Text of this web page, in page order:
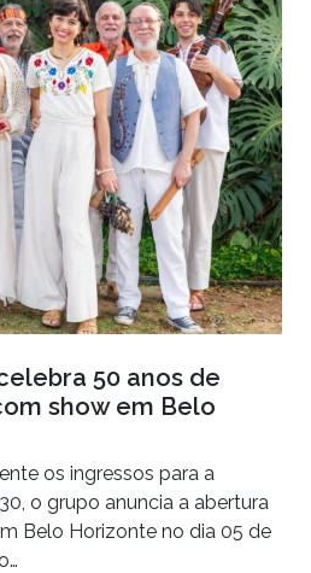
50 anos de
show em Belo
os ingressos para a
o grupo anuncia a abertura
Belo Horizonte no dia 05 de